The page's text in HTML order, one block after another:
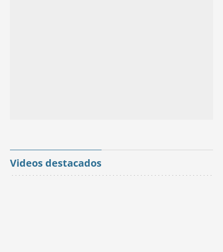
Videos destacados